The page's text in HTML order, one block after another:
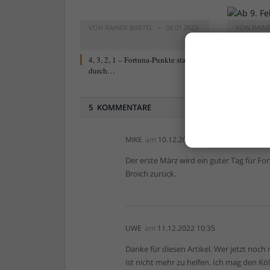
VON RAINER BARTEL
08.01.2023
4, 3, 2, 1 – Fortuna-Punkte starten
durch…
VON
5 KOMMENTARE
MIKE am 10.12.2022 13:57
Der erste März wird ein guter Tag für
Broich zurück.
UWE am 11.12.2022 10:35
Danke für diesen Artikel. Wer jetzt
ist nicht mehr zu helfen. Ich mag den